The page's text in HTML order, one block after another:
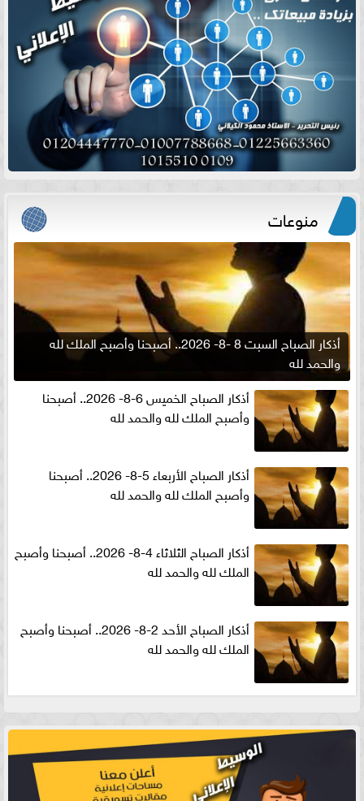
منوعات
أذكار الصباح السبت 8 -8- 2026.. أصبحنا وأصبح الملك لله
والحمد لله
أذكار الصباح الخميس 6-8- 2026.. أصبحنا
وأصبح الملك لله والحمد لله
أذكار الصباح الأربعاء 5-8- 2026.. أصبحنا
وأصبح الملك لله والحمد لله
أذكار الصباح الثلاثاء 4-8- 2026.. أصبحنا وأصبح
الملك لله والحمد لله
أذكار الصباح الأحد 2-8- 2026.. أصبحنا وأصبح
الملك لله والحمد لله